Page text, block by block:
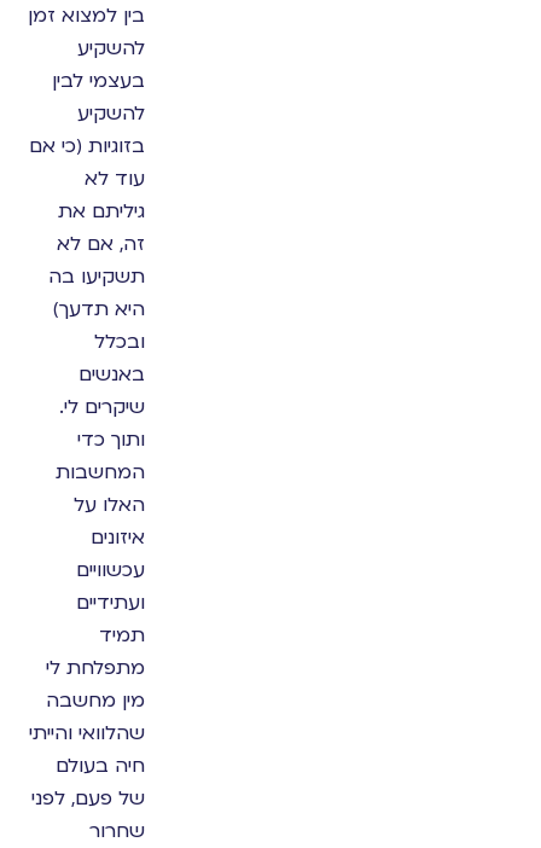
בין למצוא זמן
להשקיע
בעצמי לבין
להשקיע
בזוגיות (כי אם
עוד לא
גיליתם את
זה, אם לא
תשקיעו בה
היא תדעך)
ובכלל
באנשים
שיקרים לי.
ותוך כדי
המחשבות
האלו על
איזונים
עכשוויים
ועתידיים
תמיד
מתפלחת לי
מין מחשבה
שהלוואי והייתי
חיה בעולם
של פעם, לפני
שחרור